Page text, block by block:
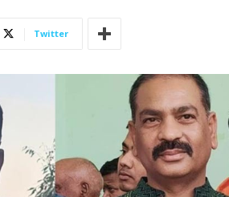
Twitter